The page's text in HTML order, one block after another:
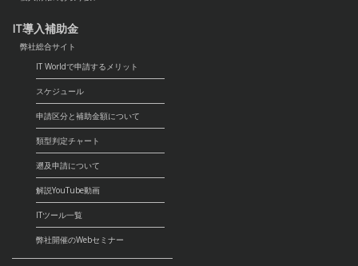
IT導入補助金
弊社総合サイト
IT Worldで申請するメリット
スケジュール
申請区分と補助金額について
類型判定チャート
遡及申請について
解説YouTube動画
ITツール一覧
弊社開催のWebセミナー